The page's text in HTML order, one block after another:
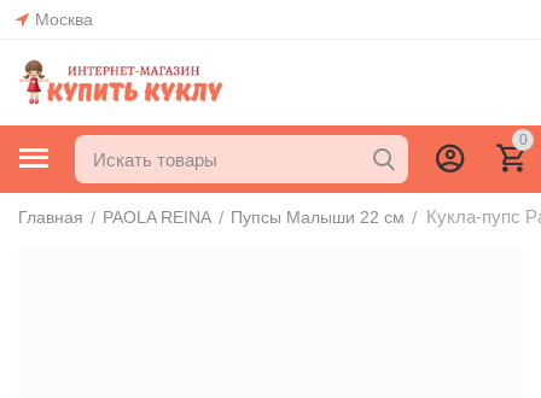
Москва
0
Главная / PAOLA REINA / Пупсы Малыши 22 см / Кукла-пупс